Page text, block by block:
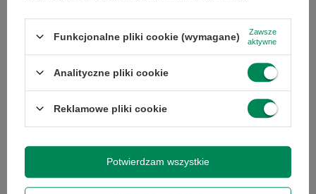
procesora
podręczna
procesora
Liczba rdzeni
4
Funkcjonalne pliki cookie (wymagane)
Zawsze
aktywne
Analityczne pliki cookie
Reklamowe pliki cookie
Potwierdzam wszystkie